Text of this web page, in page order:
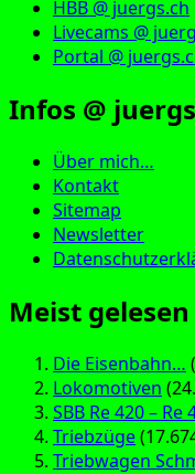
HBB @ juergs.ch
Livecams @
Portal @
Infos @
Über mich…
Kontakt
Sitemap
Newsletter
Meist
Die Eisenbahn…
Lokomotiven
SBB Re 420 – Re
Triebzüge
Triebwagen